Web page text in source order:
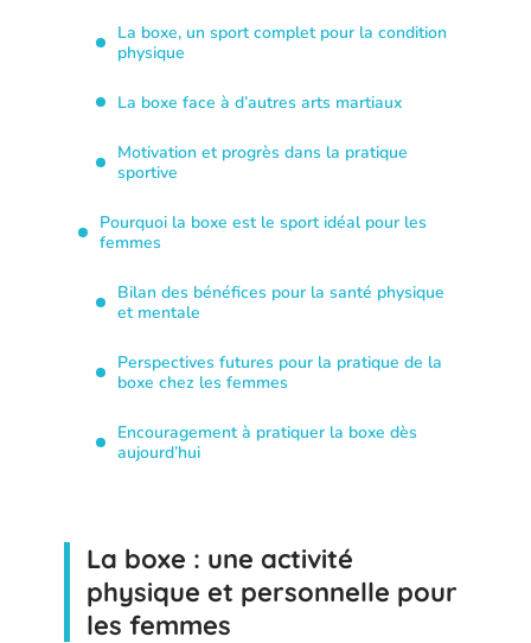
La boxe, un sport complet pour la condition
physique
La boxe face à d’autres arts martiaux
Motivation et progrès dans la pratique
sportive
Pourquoi la boxe est le sport idéal pour les
femmes
Bilan des bénéfices pour la santé physique
et mentale
Perspectives futures pour la pratique de la
boxe chez les femmes
Encouragement à pratiquer la boxe dès
aujourd’hui
La boxe : une activité
physique et personnelle pour
les femmes